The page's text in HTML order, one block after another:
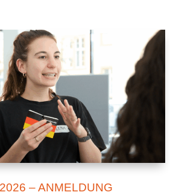
– ANMELDUNG